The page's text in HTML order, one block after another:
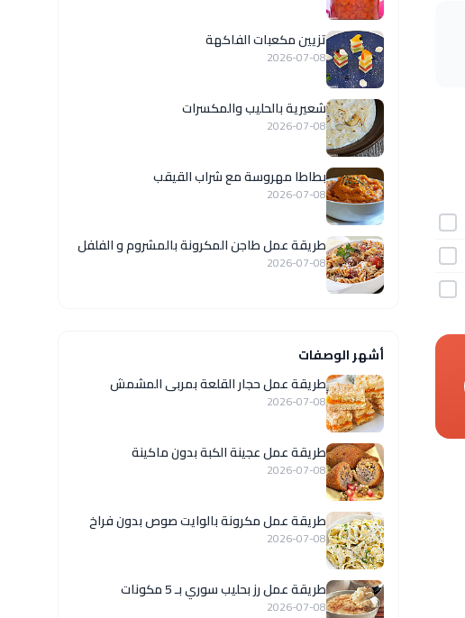
تزيين مكعبات الفاكهة
2026-07-08
شعيرية بالحليب والمكسرات
2026-07-08
بطاطا مهروسة مع شراب القيقب
2026-07-08
طريقة عمل طاجن المكرونة بالمشروم و الفلفل
2026-07-08
أشهر الوصفات
طريقة عمل حجار القلعة بمربى المشمش
2026-07-08
طريقة عمل عجينة الكبة بدون ماكينة
2026-07-08
طريقة عمل مكرونة بالوايت صوص بدون فراخ
2026-07-08
طريقة عمل رز بحليب سوري بـ 5 مكونات
2026-07-08